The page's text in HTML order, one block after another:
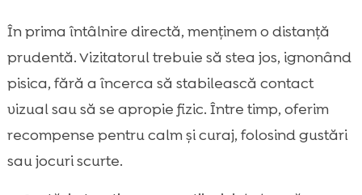
În prima întâlnire directă, menținem o distanță
prudentă. Vizitatorul trebuie să stea jos, ignonând
pisica, fără a încerca să stabilească contact
vizual sau să se apropie fizic. Între timp, oferim
recompense pentru calm și curaj, folosind gustări
sau jocuri scurte.